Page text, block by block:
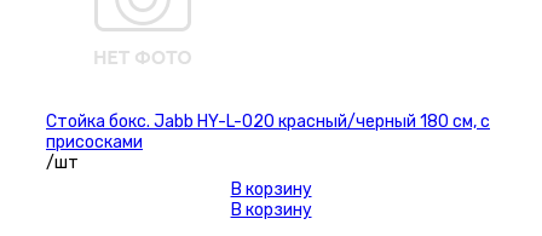
Стойка бокс. Jabb HY-L-020 красный/черный 180 см, с
присосками
/шт
В корзину
В корзину